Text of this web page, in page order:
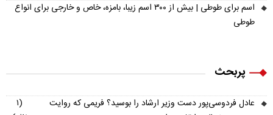
اسم برای طوطی | بیش از ۳۰۰ اسم زیبا، بامزه، خاص و خارجی برای انواع
طوطی
پربحث
عادل فردوسی‌پور دست وزیر ارشاد را بوسید؟ فریمی که روایت
(۱